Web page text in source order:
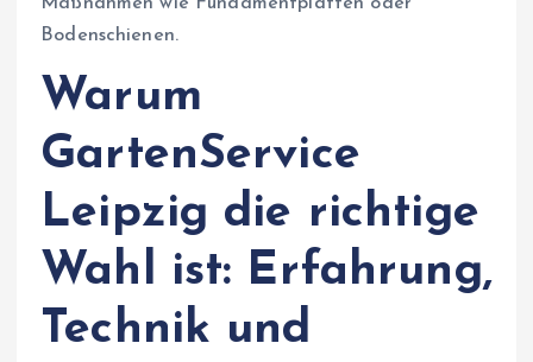
Bodenschienen.
Warum
GartenService
Leipzig die richtige
Wahl ist: Erfahrung,
Technik und